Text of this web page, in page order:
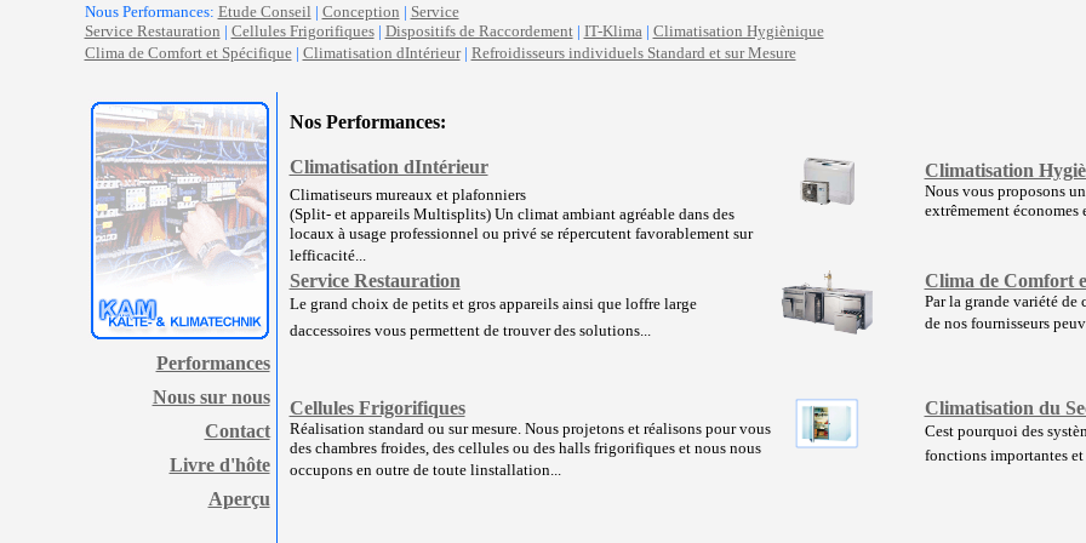
Nous Performances: Etude Conseil | Conception | Service
Service Restauration | Cellules Frigorifiques| Dispositifs de Raccordement | IT-Klima| Climatisation Hygiènique
Clima de Comfort et Spécifique| Climatisation dIntérieur| Refroidisseurs individuels Standard et sur Mesure
Performances
Nous sur nous
Contact
Livre d'hôte
Aperçu
Nos Performances:
Climatisation dIntérieur
Climatiseurs mureaux et plafonniers
(Split- et appareils Multisplits) Un climat ambiant agréable dans des
locaux à usage professionnel ou privé se répercutent favorablement sur
lefficacité...
Climatisation
Nous vous proposons
extrêmement économes
Service Restauration
Le grand choix de petits et gros appareils ainsi que loffre large
daccessoires vous permettent de trouver des solutions...
Clima de Comfort
Par la grande variété
de nos fournisseurs
Cellules Frigorifiques
Réalisation standard ou sur mesure. Nous projetons et réalisons pour vous
des chambres froides, des cellules ou des halls frigorifiques et nous nous
occupons en outre de toute linstallation...
Climatisation du
Cest pourquoi des
fonctions importantes